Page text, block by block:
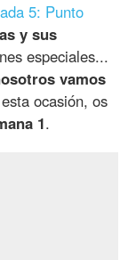
5: Punto
y sus
especiales...
vamos
ocasión, os
1.